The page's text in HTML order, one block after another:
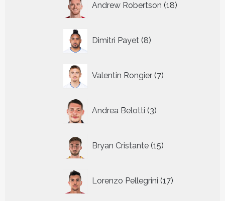
Andrew Robertson 18
producten
Dimitri Payet 8
producten
Valentin Rongier 7
producten
Andrea Belotti 3
producten
Bryan Cristante 15
producten
Lorenzo Pellegrini 17
producten